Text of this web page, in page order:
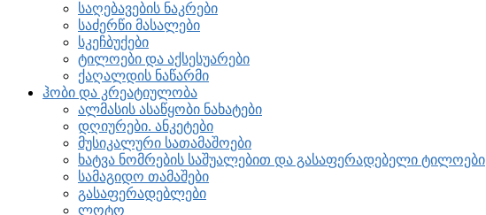
საღებავების ნაკრები
საძერწი მასალები
სკეჩბუქები
ტილოები და აქსესუარები
ქაღალდის ნაწარმი
ჰობი და კრეატიულობა
ალმასის ასაწყობი ნახატები
დღიურები. ანკეტები
მუსიკალური სათამაშოები
ხატვა ნომრების საშუალებით და გასაფერადებელი ტილოები
სამაგიდო თამაშები
გასაფერადებლები
ლოტო